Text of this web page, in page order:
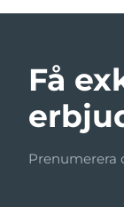
Få
Prenumerera